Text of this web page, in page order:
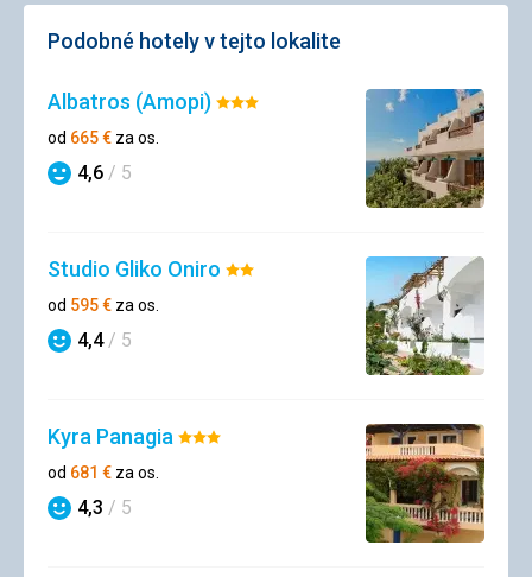
Podobné hotely v tejto lokalite
Albatros (Amopi)Hodnotenie:
od 665€ za os.
Hodnotenie
4,6 / 5
Studio Gliko Oniro Hodnotenie:
od 595€ za os.
Hodnotenie
4,4/ 5
Kyra Panagia Hodnotenie:
od 681 € za os.
Hodnotenie
4,3 / 5